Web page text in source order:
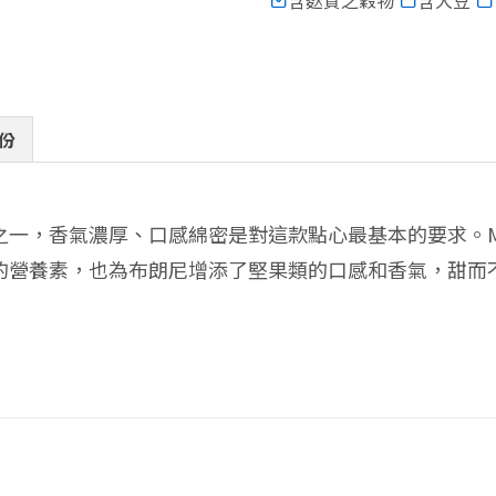
，香氣濃厚、口感綿密是對這款點心最基本的要求
養素，也為布朗尼增添了堅果類的口感和香氣，甜